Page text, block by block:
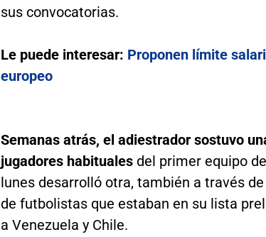
sus convocatorias.
Le puede interesar: Proponen límite
europeo
Semanas atrás, el adiestrador sostuvo
jugadores habituales del primer equipo
lunes desarrolló otra, también a través
de futbolistas que estaban en su lista
a Venezuela y Chile.